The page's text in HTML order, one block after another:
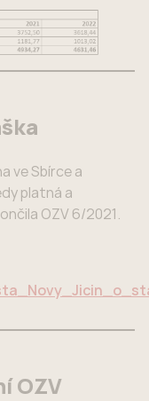
ve Sbírce a
platná a
OZV 6/2021.
OZV